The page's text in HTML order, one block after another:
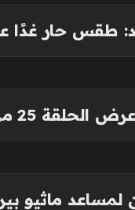
طقس حار غدًا
مسلسل المؤسس أورهان والقنوات الناقلة لها
لمساعد ماثيو